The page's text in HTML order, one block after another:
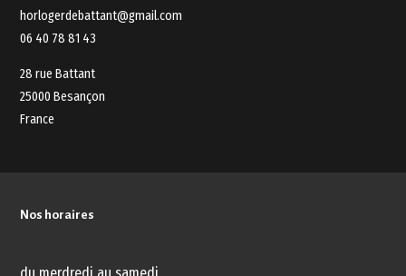
horlogerdebattant@gmail.com
06 40 78 81 43
28 rue Battant
25000 Besançon
France
Nos horaires
du merdredi au samedi